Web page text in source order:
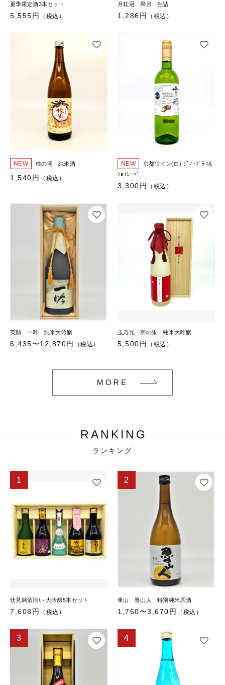
夏季限定酒3本セット
5,555円 （税込）
月桂冠 果月 生詰
1,286円 （税込）
桃の滴 純米酒
1,540円 （税込）
京都ワイン(白) ﾋﾟﾉ･ﾌﾞﾗﾝ&
ｼｮｲﾚｰﾍﾞ
3,300円 （税込）
英勲 一吟 純米大吟醸
6,435〜12,870円 （税込）
玉乃光 京の朱 純米大吟醸
5,500円 （税込）
MORE
RANKING
ランキング
1
伏見銘酒揃い 大吟醸5本セット
7,608円 （税込）
2
東山 魯山人 特別純米原酒
1,760〜3,670円 （税込）
3 4